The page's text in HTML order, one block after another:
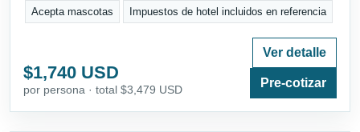
Acepta mascotas Impuestos de hotel incluidos en referencia
$1,740 USD
por persona · total $3,479 USD
Ver detalle
Pre-cotizar